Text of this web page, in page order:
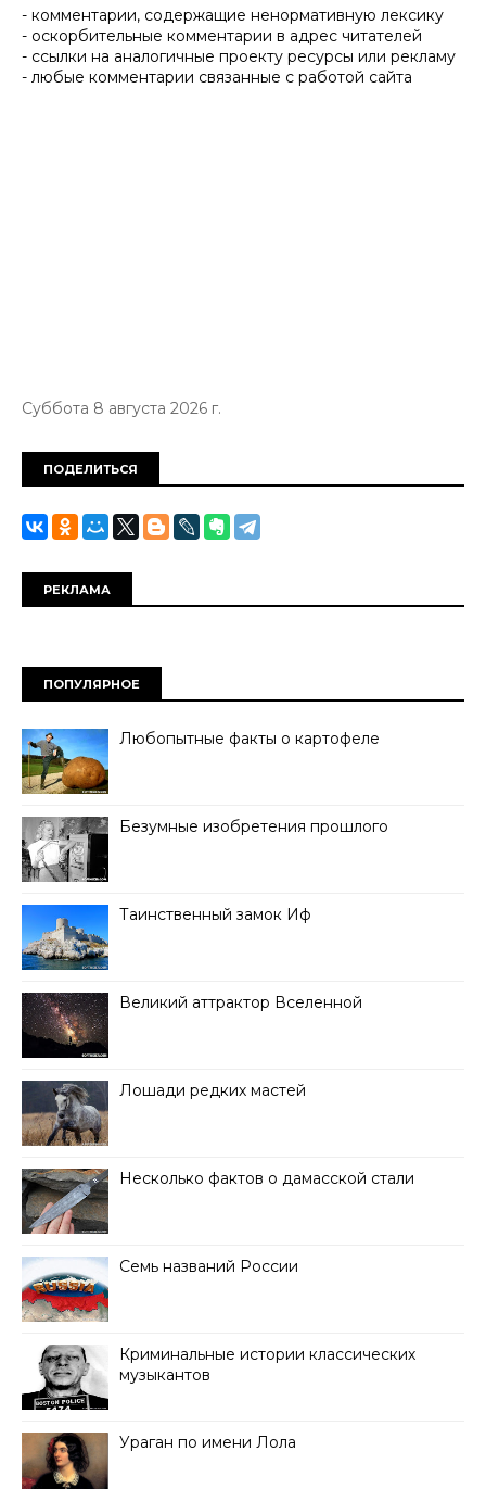
- комментарии, содержащие ненормативную лексику
- оскорбительные комментарии в адрес читателей
- ссылки на аналогичные проекту ресурсы или рекламу
- любые комментарии связанные с работой сайта
Суббота 8 августа 2026 г.
ПОДЕЛИТЬСЯ
РЕКЛАМА
ПОПУЛЯРНОЕ
Любопытные факты о картофеле
Безумные изобретения прошлого
Таинственный замок Иф
Великий аттрактор Вселенной
Лошади редких мастей
Несколько фактов о дамасской стали
Семь названий России
Криминальные истории классических
музыкантов
Ураган по имени Лола